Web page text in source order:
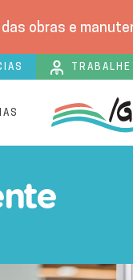
obras e
em